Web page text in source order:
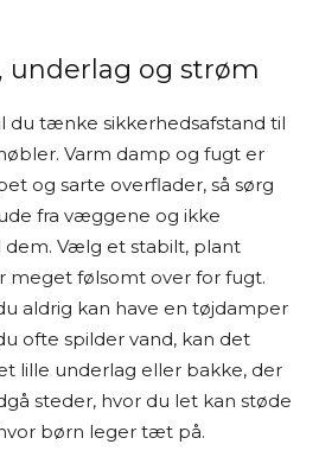
underlag og strøm
du tænke sikkerhedsafstand til
Varm damp og fugt er
og sarte overflader, så sørg
fra væggene og ikke
Vælg et stabilt, plant
meget følsomt over for fugt.
aldrig kan have en tøjdamper
ofte spilder vand, kan det
lille underlag eller bakke, der
steder, hvor du let kan støde
børn leger tæt på.